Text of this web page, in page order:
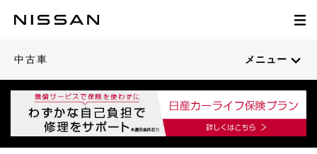
中古車 メニュー
22
閉じる